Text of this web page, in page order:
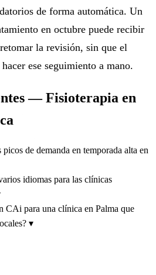
de forma automática. Un
en octubre puede recibir
la revisión, sin que el
ese seguimiento a mano.
— Fisioterapia en
de demanda en temporada alta en
idiomas para las clínicas
CAi para una clínica en Palma que
▾